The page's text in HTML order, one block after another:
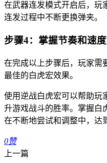
在武器连发模式开启后，玩
连发过程中不断更换弹夹。
步骤4：掌握节奏和速度
在完成以上步骤后，玩家需
最佳的白虎宏效果。
使用逆战白虎宏可以帮助玩
升游戏战斗的胜率。掌握白
在不断地尝试和调整中，达
0赞
上一篇